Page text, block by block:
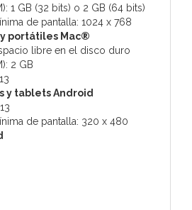
1 GB (32 bits) o 2 GB (64 bits)
de pantalla: 1024 x 768
y portátiles Mac®
libre en el disco duro
2 GB
y tablets Android
de pantalla: 320 x 480